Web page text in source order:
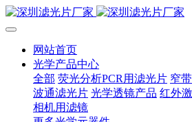
网站首页
光学产品中心
全部 荧光分析PCR用滤光片 窄
波通滤光片 光学透镜产品 红外
相机用滤镜